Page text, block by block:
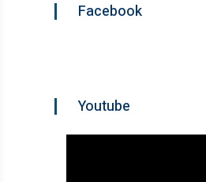
Facebook
Youtube